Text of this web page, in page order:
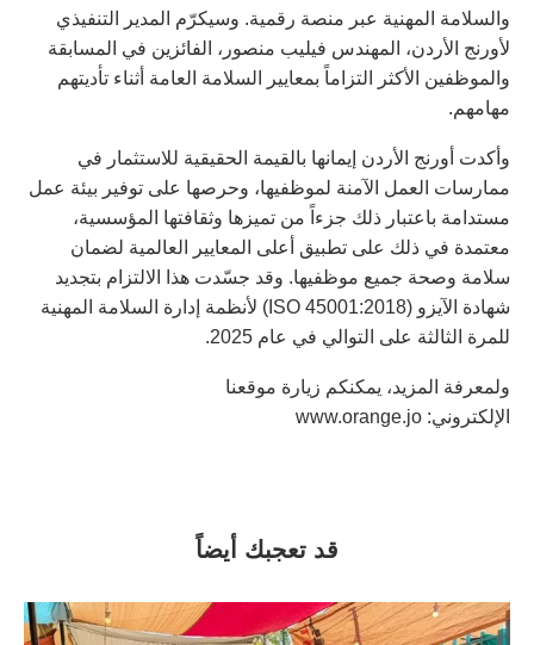
والسلامة المهنية عبر منصة رقمية. وسيكرّم المدير التنفيذي
لأورنج الأردن، المهندس فيليب منصور، الفائزين في المسابقة
والموظفين الأكثر التزاماً بمعايير السلامة العامة أثناء تأديتهم
مهامهم.
وأكدت أورنج الأردن إيمانها بالقيمة الحقيقية للاستثمار في
ممارسات العمل الآمنة لموظفيها، وحرصها على توفير بيئة عمل
مستدامة باعتبار ذلك جزءاً من تميزها وثقافتها المؤسسية،
معتمدة في ذلك على تطبيق أعلى المعايير العالمية لضمان
سلامة وصحة جميع موظفيها. وقد جسّدت هذا الالتزام بتجديد
شهادة الآيزو (ISO 45001:2018) لأنظمة إدارة السلامة المهنية
للمرة الثالثة على التوالي في عام 2025.
ولمعرفة المزيد، يمكنكم زيارة موقعنا
الإلكتروني: www.orange.jo
قد تعجبك أيضاً